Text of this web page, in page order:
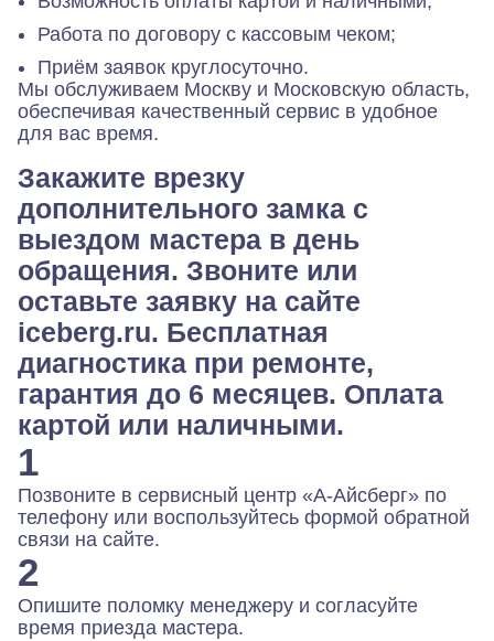
Работа по договору с кассовым чеком;
Приём заявок круглосуточно.
Мы обслуживаем Москву и Московскую область,
обеспечивая качественный сервис в удобное
для вас время.
Закажите врезку
дополнительного замка с
выездом мастера в день
обращения. Звоните или
оставьте заявку на сайте
iceberg.ru. Бесплатная
диагностика при ремонте,
гарантия до 6 месяцев. Оплата
картой или наличными.
1
Позвоните в сервисный центр «А-Айсберг» по
телефону или воспользуйтесь формой обратной
связи на сайте.
2
Опишите поломку менеджеру и согласуйте
время приезда мастера.